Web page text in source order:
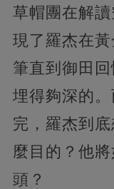
草帽團在解
現了羅杰在
筆直到御田
埋得夠深的
完，羅杰到
麼目的？他
頭？